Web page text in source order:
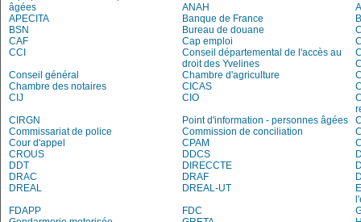
âgées
ANAH
APECITA
Banque de France
BSN
Bureau de douane
CAF
Cap emploi
CCI
Conseil départemental de l'accès au
droit des Yvelines
Conseil général
Chambre d'agriculture
Chambre des notaires
CICAS
CIJ
CIO
CIRGN
Point d'information - personnes âgées
Commissariat de police
Commission de conciliation
Cour d'appel
CPAM
CROUS
DDCS
DDT
DIRECCTE
DRAC
DRAF
DREAL
DREAL-UT
FDAPP
FDC